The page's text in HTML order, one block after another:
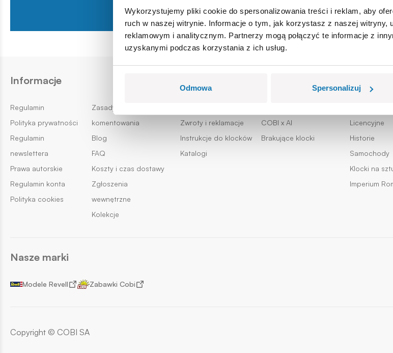
Wykorzystujemy pliki cookie do spersonalizowania treści i reklam, aby
ruch w naszej witrynie. Informacje o tym, jak korzystasz z naszej witryny,
reklamowym i analitycznym. Partnerzy mogą połączyć te informacje z
uzyskanymi podczas korzystania z ich usług.
Odmowa Spersonalizuj
Informacje
Regulamin
Polityka prywatności
Regulamin
newslettera
Prawa autorskie
Regulamin konta
Polityka cookies
Zasady
komentowania
Blog
FAQ
Koszty i czas dostawy
Zgłoszenia
wewnętrzne
Kolekcje
Zwroty i reklamacje
Instrukcje do klocków
Katalogi
COBI x AI
Brakujące klocki
Licencyjne
Historie
Samochody
Klocki na
Imperium
Nasze marki
Modele Revell Zabawki Cobi
Copyright © COBI SA